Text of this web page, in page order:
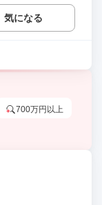
気になる
700万円以上